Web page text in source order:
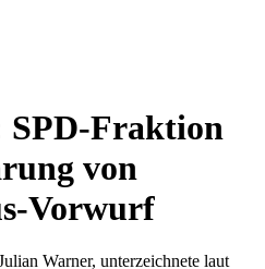
SPD-Fraktion
von
Vorwurf
Warner, unterzeichnete laut